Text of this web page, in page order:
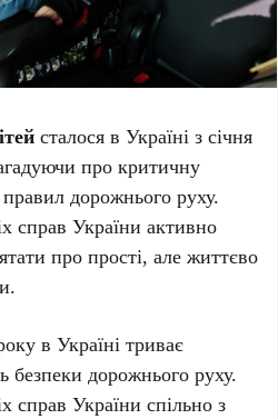
сталося в Україні з січня
про критичну
дорожнього руху.
справ України активно
про прості, але життєво
в Україні триває
безпеки дорожнього руху.
справ України спільно з